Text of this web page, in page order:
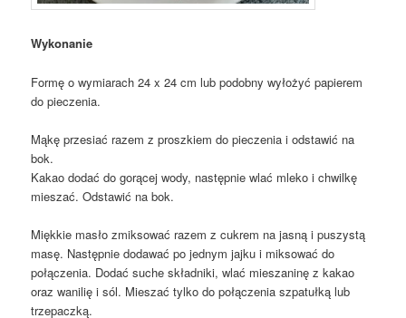
Wykonanie
Formę o wymiarach 24 x 24 cm lub podobny wyłożyć papierem
do pieczenia.
Mąkę przesiać razem z proszkiem do pieczenia i odstawić na
bok.
Kakao dodać do gorącej wody, następnie wlać mleko i chwilkę
mieszać. Odstawić na bok.
Miękkie masło zmiksować razem z cukrem na jasną i puszystą
masę. Następnie dodawać po jednym jajku i miksować do
połączenia. Dodać suche składniki, wlać mieszaninę z kakao
oraz wanilię i sól. Mieszać tylko do połączenia szpatułką lub
trzepaczką.